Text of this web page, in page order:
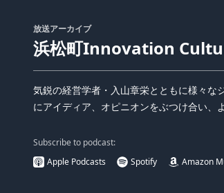
放送アーカイブ
浜松町Innovation
気鋭の経営学者・入山章栄とともに様々
にアイディア、オピニオンをぶつけ合い、
Subscribe to podcast:
Apple Podcasts
Spotify Amazon